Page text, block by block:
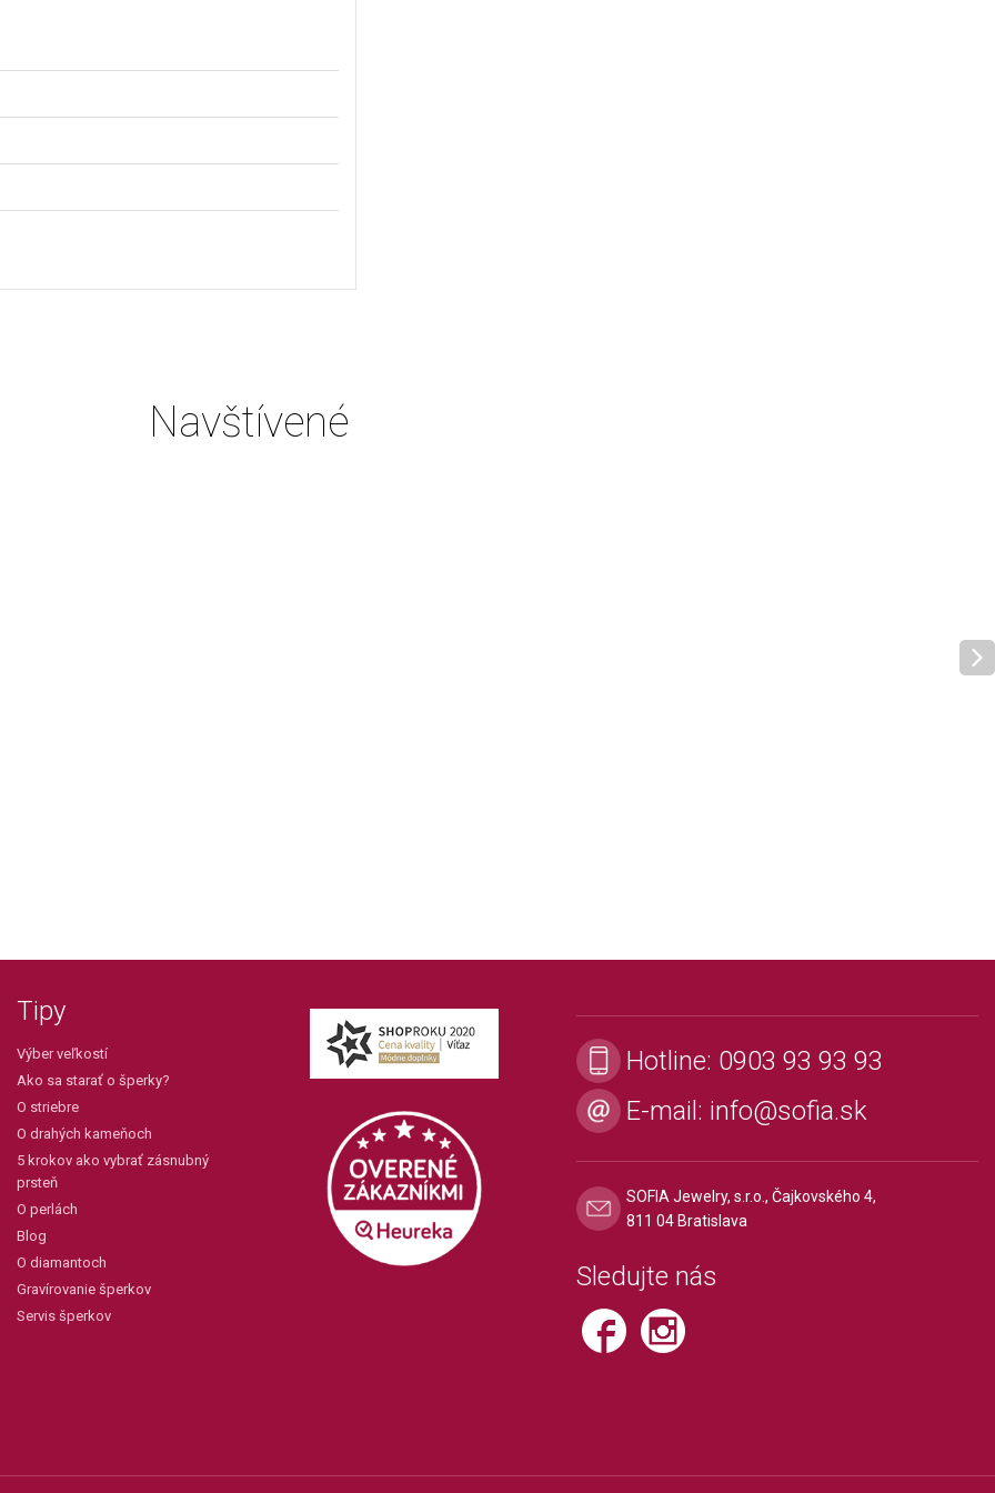
Navštívené
Tipy
Výber veľkostí
Ako sa starať o šperky?
O striebre
O drahých kameňoch
5 krokov ako vybrať zásnubný
prsteň
O perlách
Blog
O diamantoch
Gravírovanie šperkov
Servis šperkov
Hotline: 0903 93 93 93
E-mail: info@sofia.sk
SOFIA Jewelry, s.r.o., Čajkovského 4,
811 04 Bratislava
Sledujte nás